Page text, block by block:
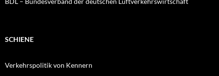
SCHIENE
Verkehrspolitik von Kennern